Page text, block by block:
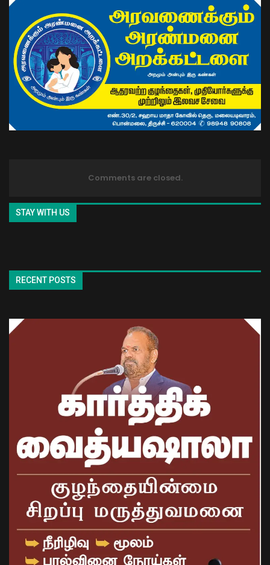
Comments are closed.
STAY WITH US
RECENT POSTS